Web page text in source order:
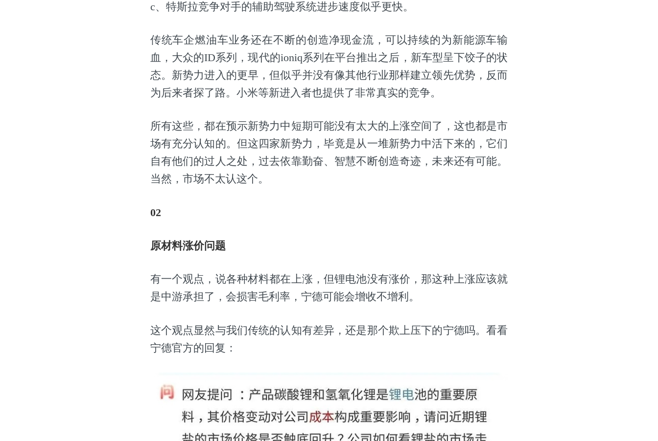
c、特斯拉竞争对手的辅助驾驶系统进步速度似乎更快。
传统车企燃油车业务还在不断的创造净现金流，可以持续的为新能源车输
血，大众的ID系列，现代的ioniq系列在平台推出之后，新车型呈下饺子的状
态。新势力进入的更早，但似乎并没有像其他行业那样建立领先优势，反而
为后来者探了路。小米等新进入者也提供了非常真实的竞争。
所有这些，都在预示新势力中短期可能没有太大的上涨空间了，这也都是市
场有充分认知的。但这四家新势力，毕竟是从一堆新势力中活下来的，它们
自有他们的过人之处，过去依靠勤奋、智慧不断创造奇迹，未来还有可能。
当然，市场不太认这个。
02
原材料涨价问题
有一个观点，说各种材料都在上涨，但锂电池没有涨价，那这种上涨应该就
是中游承担了，会损害毛利率，宁德可能会增收不增利。
这个观点显然与我们传统的认知有差异，还是那个欺上压下的宁德吗。看看
宁德官方的回复：